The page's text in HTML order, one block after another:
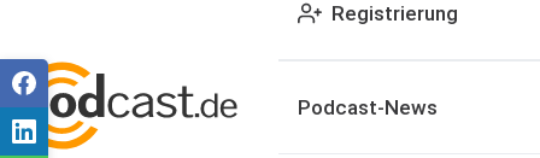
Registrierung
Podcast-News